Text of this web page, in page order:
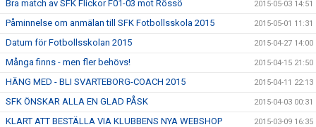
Bra match av SFK Flickor F01-03 mot Rössö 2015-05-03 14:51
Påminnelse om anmälan till SFK Fotbollsskola 2015 2015-05-01 11:31
Datum för Fotbollsskolan 2015 2015-04-27 14:00
Många finns - men fler behövs! 2015-04-15 21:50
HÄNG MED - BLI SVARTEBORG-COACH 2015 2015-04-11 22:13
SFK ÖNSKAR ALLA EN GLAD PÅSK 2015-04-03 00:31
KLART ATT BESTÄLLA VIA KLUBBENS NYA WEBSHOP 2015-03-09 16:35